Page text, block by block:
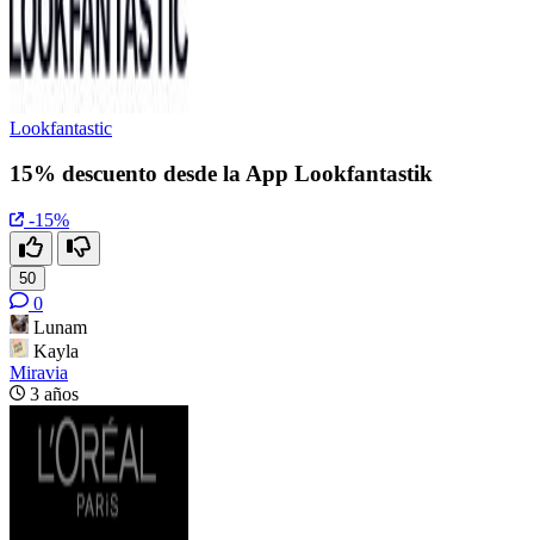
Lookfantastic
15% descuento desde la App Lookfantastik
-15%
50
0
Lunam
Kayla
Miravia
3 años